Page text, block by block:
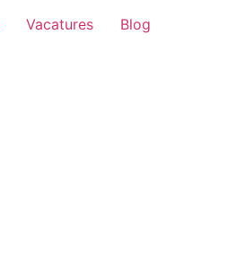
Vacatures
Blog